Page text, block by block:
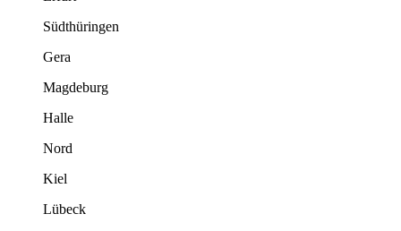
Südthüringen
Gera
Magdeburg
Halle
Nord
Kiel
Lübeck